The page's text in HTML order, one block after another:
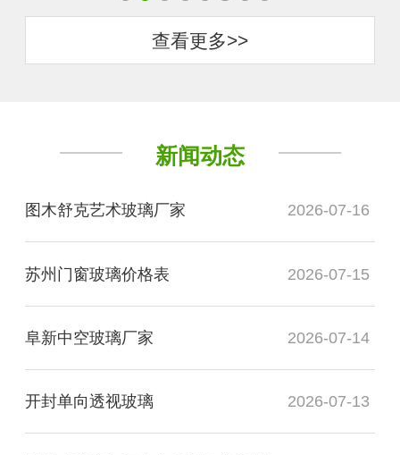
查看更多>>
新闻动态
图木舒克艺术玻璃厂家 2026-07-16
苏州门窗玻璃价格表 2026-07-15
阜新中空玻璃厂家 2026-07-14
开封单向透视玻璃 2026-07-13